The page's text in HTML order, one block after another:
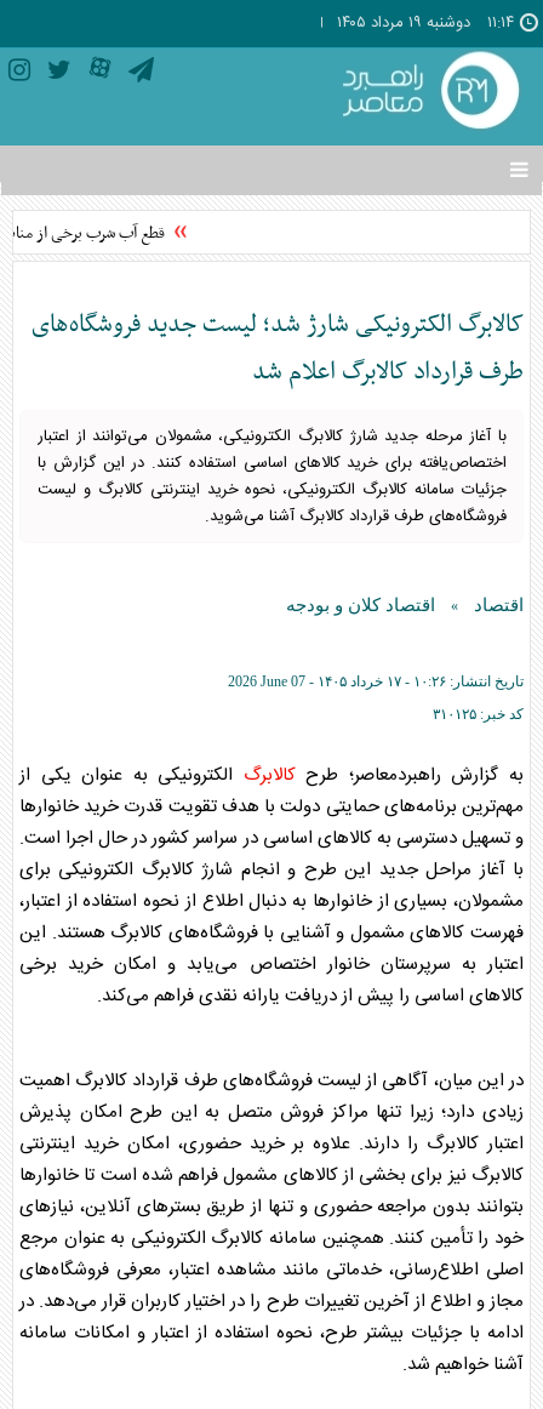
۱۱:۱۴ دوشنبه ۱۹ مرداد ۱۴۰۵
تغییر
وضعیت
منوی
ها
قطع آب شرب برخی از مناطق
کالابرگ الکترونیکی شارژ شد؛ لیست جدید فروشگاه‌های
طرف قرارداد کالابرگ اعلام شد
با آغاز مرحله جدید شارژ کالابرگ الکترونیکی، مشمولان می‌توانند از اعتبار
اختصاص‌یافته برای خرید کالاهای اساسی استفاده کنند. در این گزارش با
جزئیات سامانه کالابرگ الکترونیکی، نحوه خرید اینترنتی کالابرگ و لیست
فروشگاه‌های طرف قرارداد کالابرگ آشنا می‌شوید.
اقتصاد » اقتصاد کلان و بودجه
تاریخ انتشار: ۱۰:۲۶ - ۱۷ خرداد ۱۴۰۵ -
2026 June 07
کد خبر: ۳۱۰۱۲۵
به گزارش راهبردمعاصر؛ طرحکالابرگ الکترونیکی به عنوان یکی از
مهم‌ترین برنامه‌های حمایتی دولت با هدف تقویت قدرت خرید خانوارها
و تسهیل دسترسی به کالاهای اساسی در سراسر کشور در حال اجرا است.
با آغاز مراحل جدید این طرح و انجام شارژکالابرگ الکترونیکی برای
مشمولان، بسیاری از خانوارها به دنبال اطلاع از نحوه استفاده از اعتبار،
فهرست کالاهای مشمول و آشنایی با فروشگاه‌های کالابرگ هستند. این
اعتبار به سرپرستان خانوار اختصاص می‌یابد و امکان خرید برخی
کالاهای اساسی را پیش از دریافت یارانه نقدی فراهم می‌کند.
در این میان، آگاهی از لیست فروشگاه‌های طرف قرارداد کالابرگ اهمیت
زیادی دارد؛ زیرا تنها مراکز فروش متصل به این طرح امکان پذیرش
اعتبار کالابرگ را دارند. علاوه بر خرید حضوری، امکان خرید اینترنتی
کالابرگ نیز برای بخشی از کالاهای مشمول فراهم شده است تا خانوارها
بتوانند بدون مراجعه حضوری و تنها از طریق بسترهای آنلاین، نیازهای
خود را تأمین کنند. همچنین سامانه کالابرگ الکترونیکی به عنوان مرجع
اصلی اطلاع‌رسانی، خدماتی مانند مشاهده اعتبار، معرفی فروشگاه‌های
مجاز و اطلاع از آخرین تغییرات طرح را در اختیار کاربران قرار می‌دهد. در
ادامه با جزئیات بیشتر طرح، نحوه استفاده از اعتبار و امکانات سامانه
آشنا خواهیم شد.